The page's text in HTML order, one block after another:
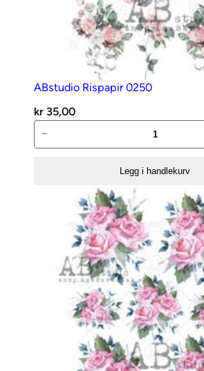
ABstudio Rispapir 0250
kr 35,00
Rispapir
−
Legg i handlekurv